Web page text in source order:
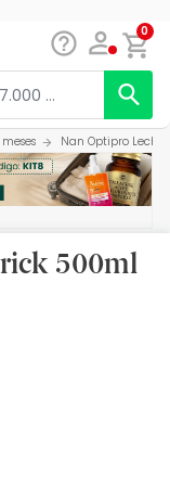
0
Nan Optipro Leche
500ml